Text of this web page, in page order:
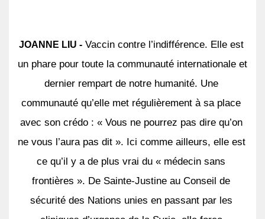
JOANNE LIU - Vaccin contre l’indifférence. Elle est
un phare pour toute la communauté internationale et
dernier rempart de notre humanité. Une
communauté qu’elle met régulièrement à sa place
avec son crédo : « Vous ne pourrez pas dire qu’on
ne vous l’aura pas dit ». Ici comme ailleurs, elle est
ce qu’il y a de plus vrai du « médecin sans
frontières ». De Sainte-Justine au Conseil de
sécurité des Nations unies en passant par les